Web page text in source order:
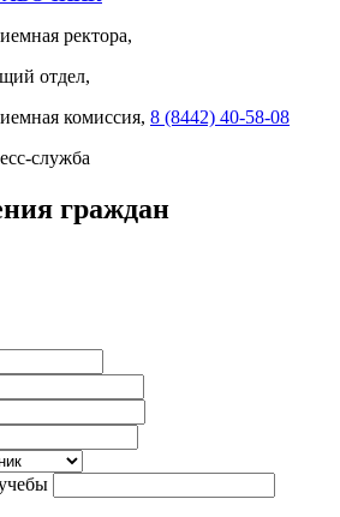
ректора,
отдел,
комиссия, 8 (8442) 40-58-08
служба
граждан